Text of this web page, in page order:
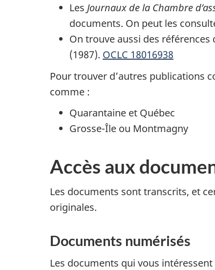
Les Journaux de la Chambre
documents. On peut les
On trouve aussi des références
(1987). OCLC 18016938
Pour trouver d’autres publications
comme :
Quarantaine et Québec
Grosse-Île ou Montmagny
Accès aux
Les documents sont transcrits, et
originales.
Documents numérisés
Les documents qui vous